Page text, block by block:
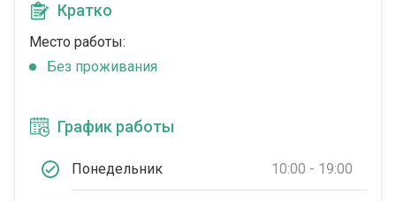
Кратко
Место работы:
Без проживания
График работы
Понедельник 10:00 - 19:00